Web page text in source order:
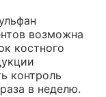
возможна
костного
контроль
в неделю.